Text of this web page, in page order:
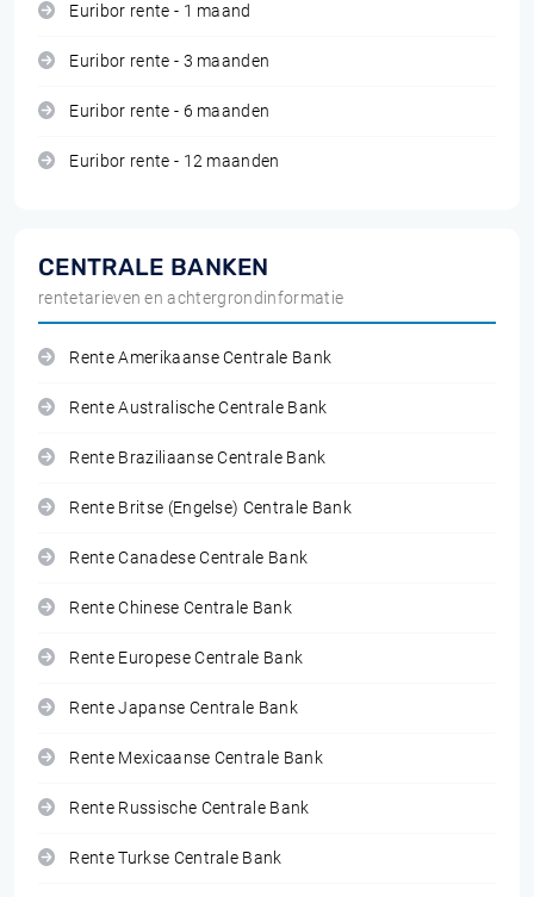
Euribor rente - 1 maand
Euribor rente - 3 maanden
Euribor rente - 6 maanden
Euribor rente - 12 maanden
CENTRALE BANKEN
rentetarieven en achtergrondinformatie
Rente Amerikaanse Centrale Bank
Rente Australische Centrale Bank
Rente Braziliaanse Centrale Bank
Rente Britse (Engelse) Centrale Bank
Rente Canadese Centrale Bank
Rente Chinese Centrale Bank
Rente Europese Centrale Bank
Rente Japanse Centrale Bank
Rente Mexicaanse Centrale Bank
Rente Russische Centrale Bank
Rente Turkse Centrale Bank